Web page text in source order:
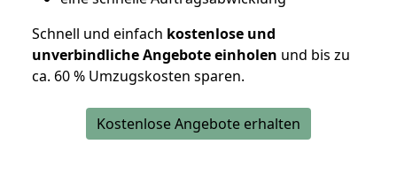
Schnell und einfach kostenlose und
unverbindliche Angebote einholen und bis zu
ca. 60 % Umzugskosten sparen.
Kostenlose Angebote erhalten